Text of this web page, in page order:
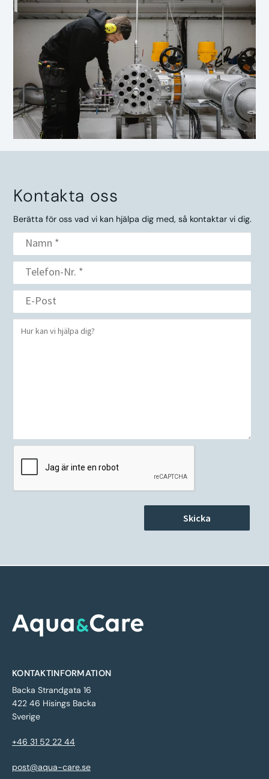
Kontakta oss
Berätta för oss vad vi kan hjälpa dig med, så kontaktar vi dig.
KONTAKTINFORMATION
Backa Strandgata 16
422 46 Hisings Backa
Sverige
+46 31 52 22 44
post@aqua-care.se